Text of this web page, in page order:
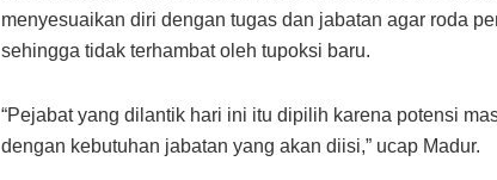
menyesuaikan diri dengan tugas dan jabatan agar roda
sehingga tidak terhambat oleh tupoksi baru.
“Pejabat yang dilantik hari ini itu dipilih karena potensi
dengan kebutuhan jabatan yang akan diisi,” ucap Madur.